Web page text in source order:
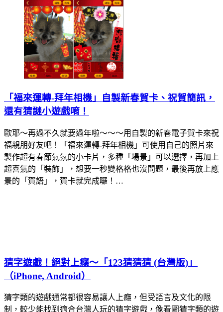
「福來運轉-拜年相機」自製新春賀卡、祝賀簡訊，
還有猜謎小遊戲唷！
歐耶～再過不久就要過年啦～～～用自製的新春電子賀卡來祝
福親朋好友吧！「福來運轉-拜年相機」可使用自己的照片來
製作超有春節氣氛的小卡片，多種「場景」可以選擇，再加上
超喜氣的「裝飾」，想要一秒變格格也沒問題，最後再放上應
景的「賀語」，賀卡就完成囉！…
猜字遊戲！絕對上癮～「123猜猜猜 (台灣版)」
（iPhone, Android）
猜字類的遊戲通常都很容易讓人上癮，但受語言及文化的限
制，較少能找到適合台灣人玩的猜字遊戲，像看圖猜字類的遊